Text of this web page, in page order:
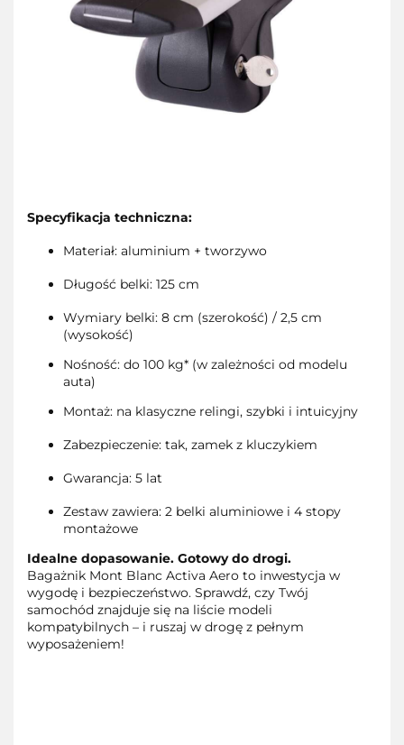
Specyfikacja techniczna:
Materiał: aluminium + tworzywo
Długość belki: 125 cm
Wymiary belki: 8 cm (szerokość) / 2,5 cm
(wysokość)
Nośność: do 100 kg* (w zależności od modelu
auta)
Montaż: na klasyczne relingi, szybki i intuicyjny
Zabezpieczenie: tak, zamek z kluczykiem
Gwarancja: 5 lat
Zestaw zawiera: 2 belki aluminiowe i 4 stopy
montażowe
Idealne dopasowanie. Gotowy do drogi.
Bagażnik Mont Blanc Activa Aero to inwestycja w
wygodę i bezpieczeństwo. Sprawdź, czy Twój
samochód znajduje się na liście modeli
kompatybilnych – i ruszaj w drogę z pełnym
wyposażeniem!